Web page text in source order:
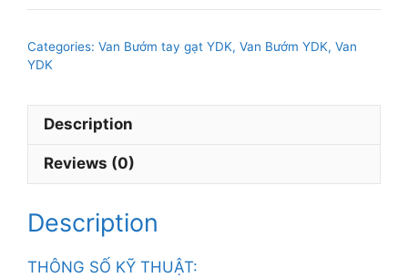
TAY
INOX304
quantity
Categories: Van Bướm tay gạt YDK, Van Bướm YDK, Van
YDK
Description
Reviews (0)
Description
THÔNG SỐ KỸ THUẬT: